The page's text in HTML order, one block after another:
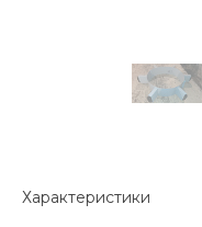
Характеристики